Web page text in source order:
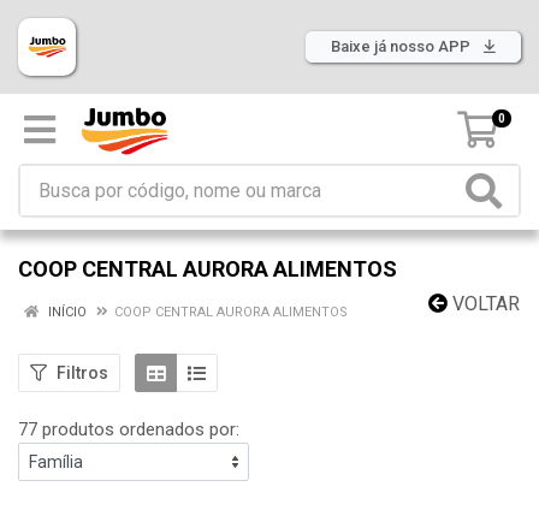
Baixe já nosso APP
0
COOP CENTRAL AURORA ALIMENTOS
VOLTAR
INÍCIO COOP CENTRAL AURORA ALIMENTOS
Filtros
77 produtos ordenados por: